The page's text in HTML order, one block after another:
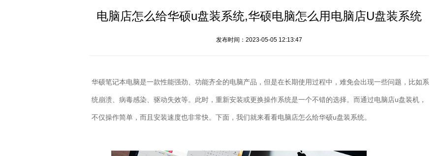
电脑店怎么给华硕u盘装系统,华硕电脑怎么用电脑店U盘装系统
发布时间：2023-05-05 12:13:47
华硕笔记本电脑是一款性能强劲、功能齐全的电脑产品，但是在长期使用过程中，难免会出现一些问题，比如系
统崩溃、病毒感染、驱动失效等。此时，重新安装或更换操作系统是一个不错的选择。而通过电脑店u盘装机，
不仅操作简单，而且安装速度也非常快。下面，我们就来看看电脑店怎么给华硕u盘装系统。